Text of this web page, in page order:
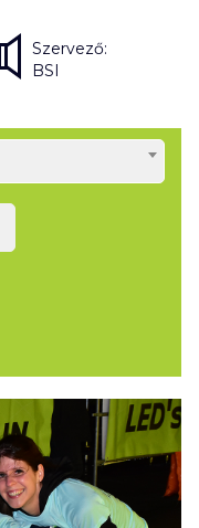
Szervező:
BSI